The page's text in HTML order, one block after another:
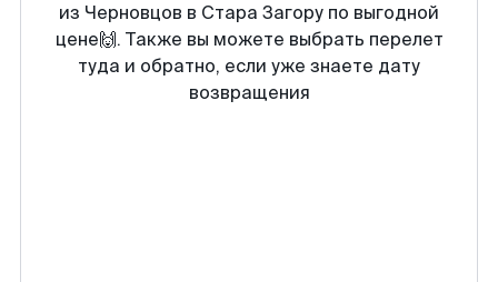
из Черновцов в Стара Загору по выгодной
цене🙌. Также вы можете выбрать перелет
туда и обратно, если уже знаете дату
возвращения